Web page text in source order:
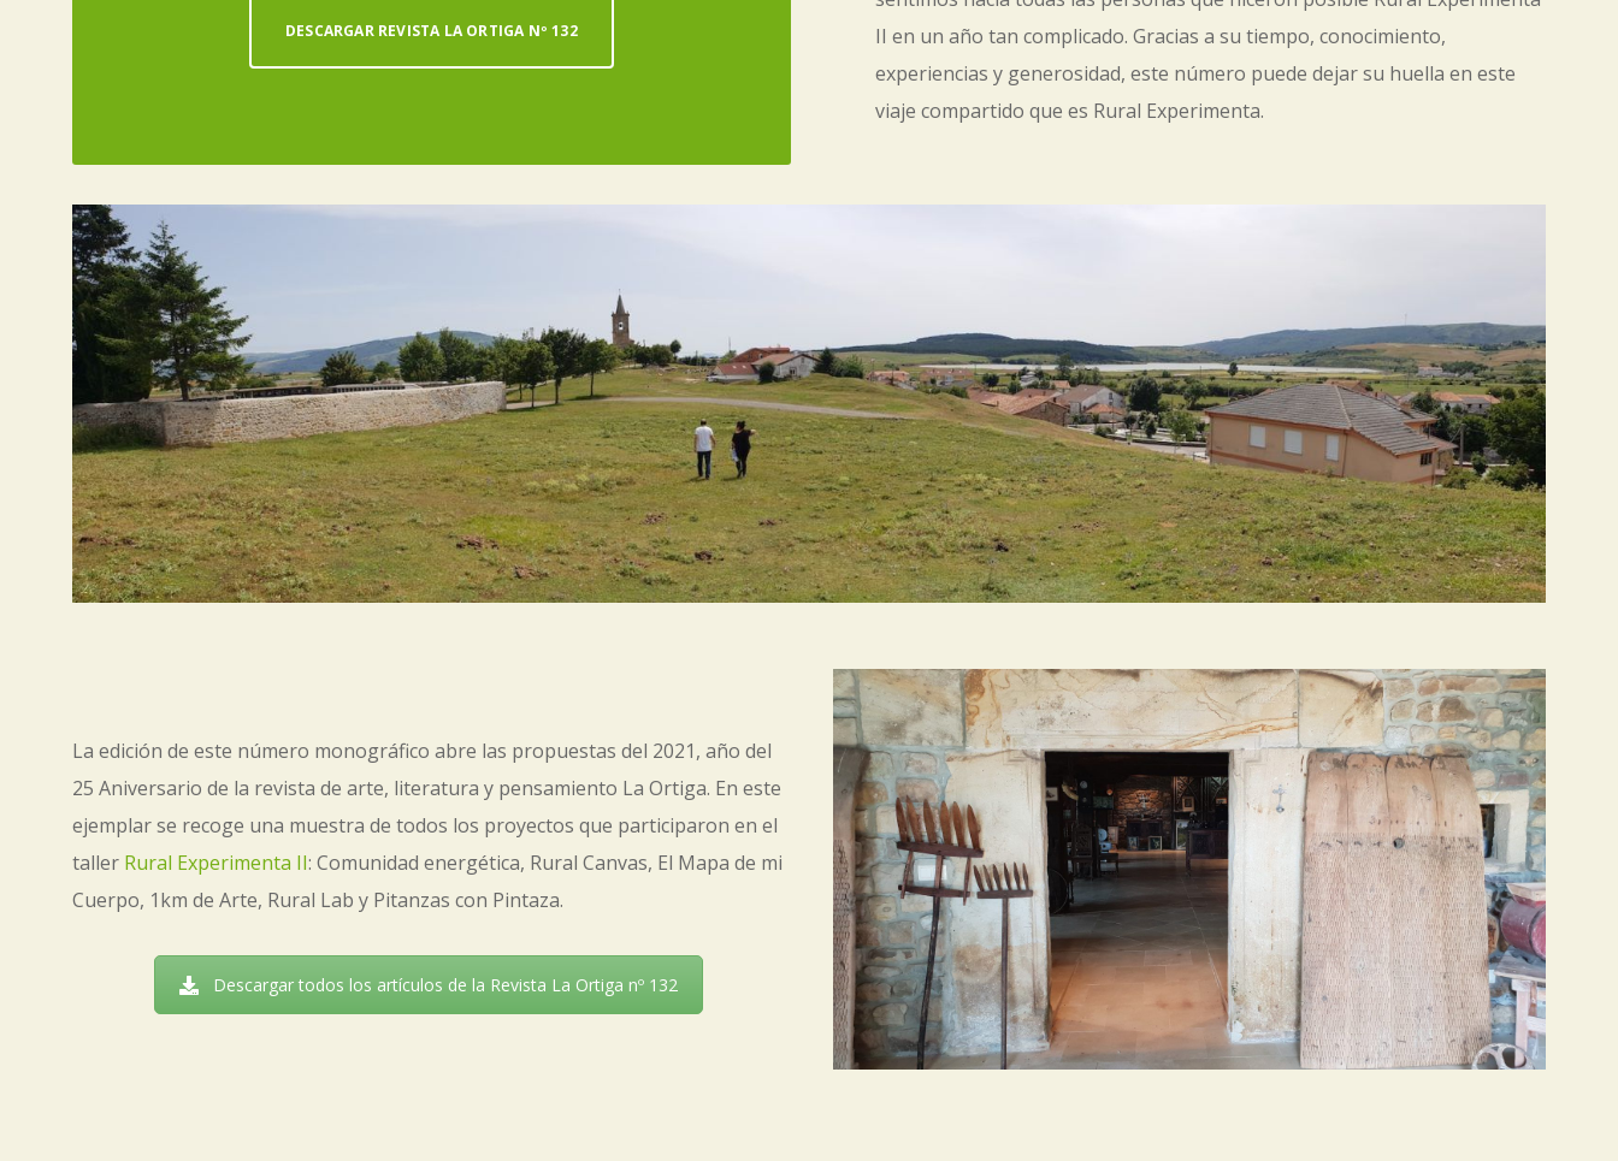
DESCARGAR REVISTA LA ORTIGA Nº 132
II en un año tan complicado. Gracias a su tiempo, conocimiento,
experiencias y generosidad, este número puede dejar su huella en este
viaje compartido que es Rural Experimenta.
La edición de este número monográfico abre las propuestas del 2021, año del
25 Aniversario de la revista de arte, literatura y pensamiento La Ortiga. En este
ejemplar se recoge una muestra de todos los proyectos que participaron en el
taller Rural Experimenta II: Comunidad energética, Rural Canvas, El Mapa de mi
Cuerpo, 1km de Arte, Rural Lab y Pitanzas con Pintaza.
Descargar todos los artículos de la Revista La Ortiga nº 132